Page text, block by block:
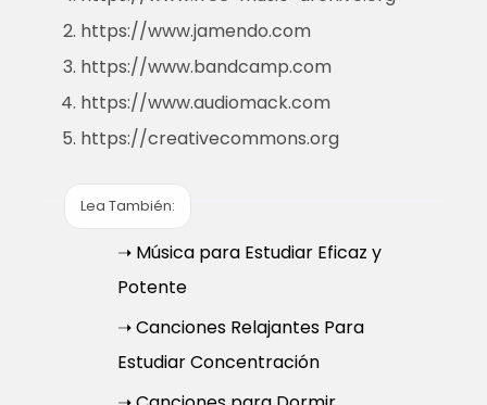
https://www.jamendo.com
https://www.bandcamp.com
https://www.audiomack.com
https://creativecommons.org
Lea También:
➝ Música para Estudiar Eficaz y
Potente
➝ Canciones Relajantes Para
Estudiar Concentración